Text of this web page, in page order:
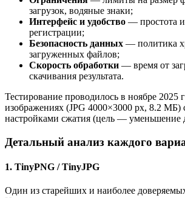
загрузок, водяные знаки;
Интерфейс и удобство — простота
регистрации;
Безопасность данных — политика
загруженных файлов;
Скорость обработки — время от
скачивания результата.
Тестирование проводилось в ноябре 2025
изображениях (JPG 4000×3000 px, 8.2
настройками сжатия (цель —
Детальный анализ каждого
1. TinyPNG / TinyJPG
Один из старейших и наиболее